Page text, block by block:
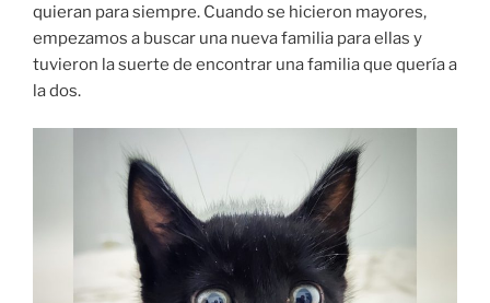
quieran para siempre. Cuando se hicieron mayores,
empezamos a buscar una nueva familia para ellas y
tuvieron la suerte de encontrar una familia que quería a
la dos.